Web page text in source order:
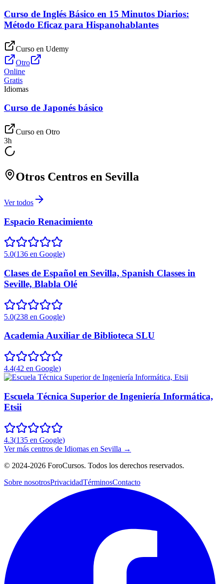
Curso de Inglés Básico en 15 Minutos Diarios:
Método Eficaz para Hispanohablantes
Curso en Udemy
Otro
Online
Gratis
Idiomas
Curso de Japonés básico
Curso en Otro
3h
Otros Centros en Sevilla
Ver todos
Espacio Renacimiento
5.0(136 en Google)
Clases de Español en Sevilla, Spanish Classes in
Seville, Blabla Olé
5.0(238 en Google)
Academia Auxiliar de Biblioteca SLU
4.4(42 en Google)
Escuela Técnica Superior de Ingeniería Informática,
Etsii
4.3(135 en Google)
Ver más centros de Idiomas en Sevilla →
© 2024-2026 ForoCursos. Todos los derechos reservados.
Sobre nosotrosPrivacidadTérminosContacto